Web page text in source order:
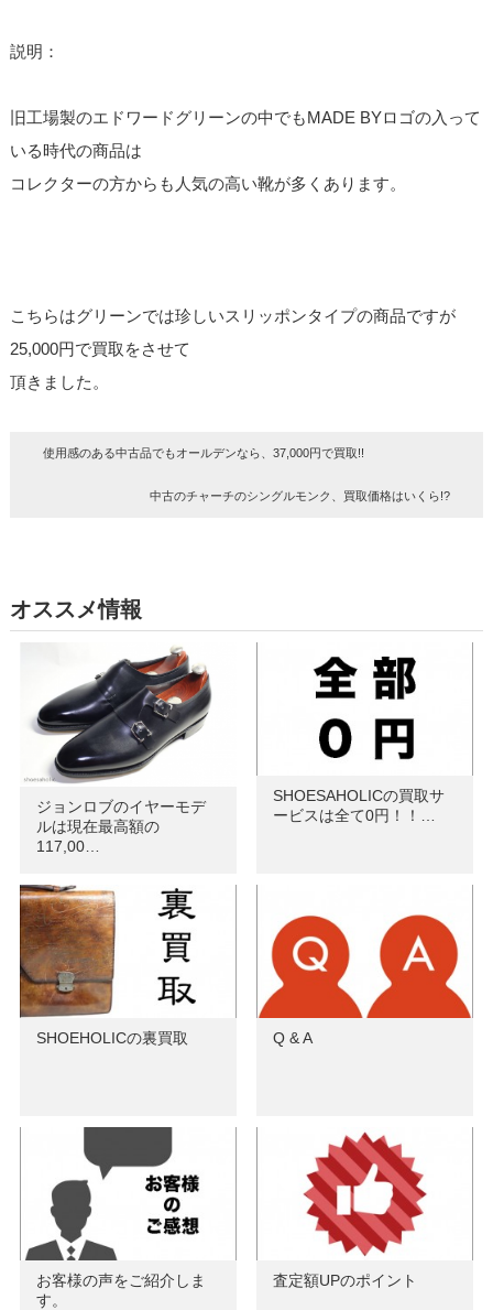
説明：
旧工場製のエドワードグリーンの中でもMADE BYロゴの入って
いる時代の商品は
コレクターの方からも人気の高い靴が多くあります。
こちらはグリーンでは珍しいスリッポンタイプの商品ですが
25,000円で買取をさせて
頂きました。
使用感のある中古品でもオールデンなら、37,000円で買取!!
中古のチャーチのシングルモンク、買取価格はいくら!?
オススメ情報
ジョンロブのイヤーモデ
ルは現在最高額の
117,00…
SHOESAHOLICの買取サ
ービスは全て0円！！…
SHOEHOLICの裏買取 Q & A
お客様の声をご紹介しま
す。
査定額UPのポイント